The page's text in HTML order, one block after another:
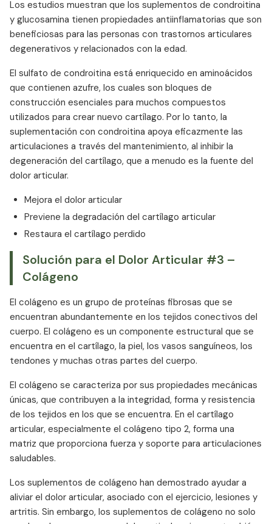
Los estudios muestran que los suplementos de condroitina
y glucosamina tienen propiedades antiinflamatorias que son
beneficiosas para las personas con trastornos articulares
degenerativos y relacionados con la edad.
El sulfato de condroitina está enriquecido en aminoácidos
que contienen azufre, los cuales son bloques de
construcción esenciales para muchos compuestos
utilizados para crear nuevo cartílago. Por lo tanto, la
suplementación con condroitina apoya eficazmente las
articulaciones a través del mantenimiento, al inhibir la
degeneración del cartílago, que a menudo es la fuente del
dolor articular.
Mejora el dolor articular
Previene la degradación del cartílago articular
Restaura el cartílago perdido
Solución para el Dolor Articular #3 –
Colágeno
El colágeno es un grupo de proteínas fibrosas que se
encuentran abundantemente en los tejidos conectivos del
cuerpo. El colágeno es un componente estructural que se
encuentra en el cartílago, la piel, los vasos sanguíneos, los
tendones y muchas otras partes del cuerpo.
El colágeno se caracteriza por sus propiedades mecánicas
únicas, que contribuyen a la integridad, forma y resistencia
de los tejidos en los que se encuentra. En el cartílago
articular, especialmente el colágeno tipo 2, forma una
matriz que proporciona fuerza y soporte para articulaciones
saludables.
Los suplementos de colágeno han demostrado ayudar a
aliviar el dolor articular, asociado con el ejercicio, lesiones y
artritis. Sin embargo, los suplementos de colágeno no solo